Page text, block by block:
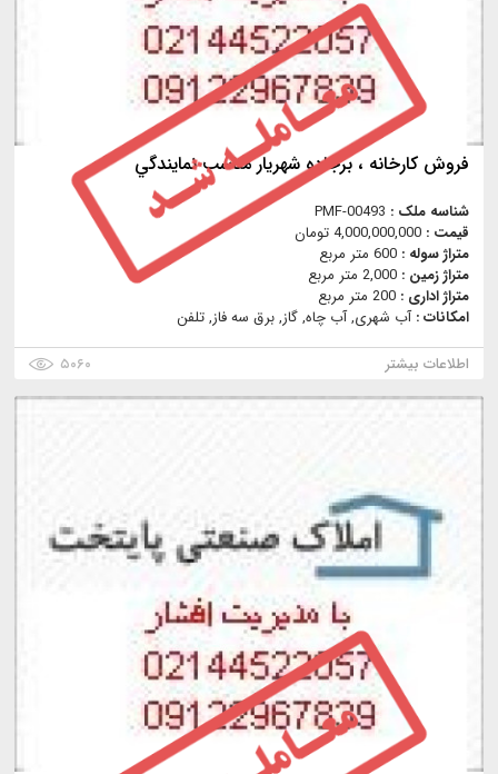
فروش كارخانه ، برجاده شهريار مناسب نمايندگي
شناسه ملک : PMF-00493
قیمت : 4,000,000,000 تومان
متراژ سوله : 600 متر مربع
متراژ زمین : 2,000 متر مربع
متراژ اداری : 200 متر مربع
امکانات :آب شهری, آب چاه, گاز, برق سه فاز, تلفن
اطلاعات بیشتر
۵۰۶۰